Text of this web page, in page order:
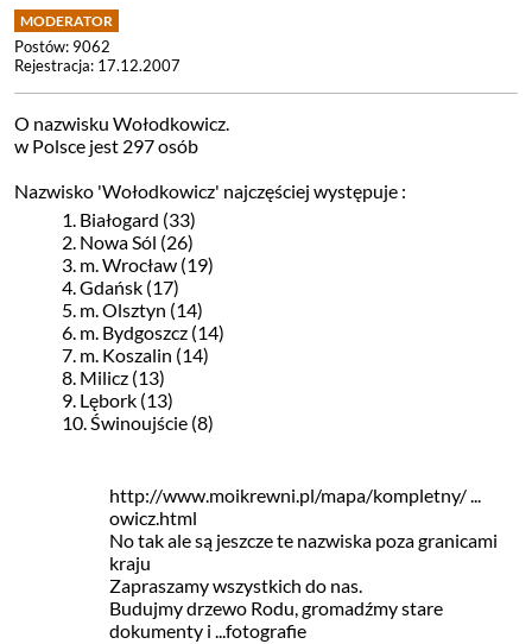
Postów: 9062
Rejestracja: 17.12.2007
O nazwisku Wołodkowicz.
w Polsce jest 297 osób
Nazwisko 'Wołodkowicz' najczęściej występuje :
1. Białogard (33)
2. Nowa Sól (26)
3. m. Wrocław (19)
4. Gdańsk (17)
5. m. Olsztyn (14)
6. m. Bydgoszcz (14)
7. m. Koszalin (14)
8. Milicz (13)
9. Lębork (13)
10. Świnoujście (8)
http://www.moikrewni.pl/mapa/kompletny/ ...
owicz.html
No tak ale są jeszcze te nazwiska poza granicami
kraju
Zapraszamy wszystkich do nas.
Budujmy drzewo Rodu, gromadźmy stare
dokumenty i ...fotografie